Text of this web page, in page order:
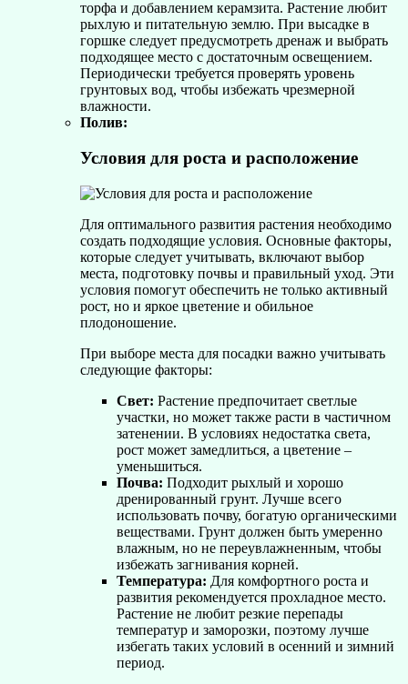
торфа и добавлением керамзита. Растение любит
рыхлую и питательную землю. При высадке в
горшке следует предусмотреть дренаж и выбрать
подходящее место с достаточным освещением.
Периодически требуется проверять уровень
грунтовых вод, чтобы избежать чрезмерной
влажности.
Полив:
Условия для роста и расположение
Для оптимального развития растения необходимо
создать подходящие условия. Основные факторы,
которые следует учитывать, включают выбор
места, подготовку почвы и правильный уход. Эти
условия помогут обеспечить не только активный
рост, но и яркое цветение и обильное
плодоношение.
При выборе места для посадки важно учитывать
следующие факторы:
Свет: Растение предпочитает светлые
участки, но может также расти в частичном
затенении. В условиях недостатка света,
рост может замедлиться, а цветение –
уменьшиться.
Почва: Подходит рыхлый и хорошо
дренированный грунт. Лучше всего
использовать почву, богатую органическими
веществами. Грунт должен быть умеренно
влажным, но не переувлажненным, чтобы
избежать загнивания корней.
Температура: Для комфортного роста и
развития рекомендуется прохладное место.
Растение не любит резкие перепады
температур и заморозки, поэтому лучше
избегать таких условий в осенний и зимний
период.